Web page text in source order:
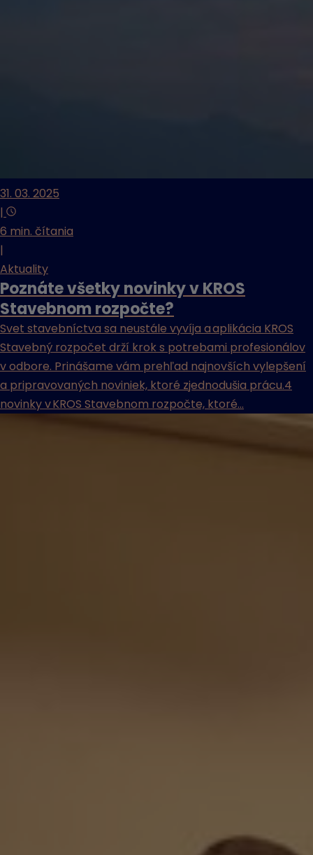
31. 03. 2025
|
6 min. čítania
|
Aktuality
Poznáte všetky novinky v KROS
Stavebnom rozpočte?
Svet stavebníctva sa neustále vyvíja a aplikácia KROS
Stavebný rozpočet drží krok s potrebami profesionálov
v odbore. Prinášame vám prehľad najnovších vylepšení
a pripravovaných noviniek, ktoré zjednodušia prácu.4
novinky v KROS Stavebnom rozpočte, ktoré...